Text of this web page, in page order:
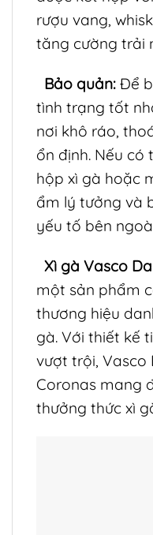
rượu vang,
tăng cường trải
Bảo quản: Để
tình trạng tốt
nơi khô ráo,
ổn định. Nếu có
hộp xì gà hoặc
ẩm lý tưởng và
yếu tố bên
Xì gà Vasco
một sản phẩm
thương hiệu
gà. Với thiết kế
vượt trội, Vasco
Coronas mang
thưởng thức xì